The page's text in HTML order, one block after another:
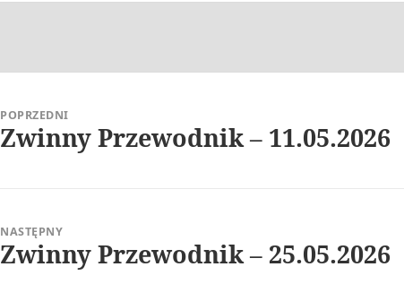
POPRZEDNI
Poprzedni
Zwinny Przewodnik – 11.05.2026
NASTĘPNY
Następny
Zwinny Przewodnik – 25.05.2026